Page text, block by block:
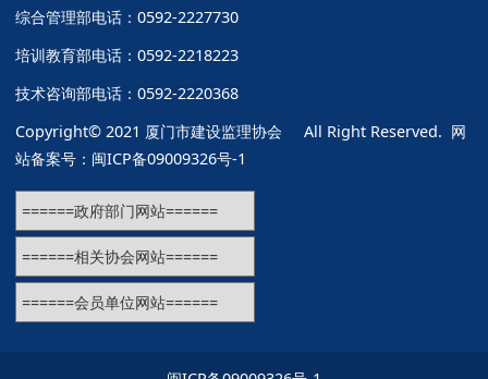
综合管理部电话：0592-2227730
培训教育部电话：0592-2218223
技术咨询部电话：0592-2220368
Copyright© 2021 厦门市建设监理协会 All Right Reserved. 网
站备案号： 闽ICP备09009326号-1